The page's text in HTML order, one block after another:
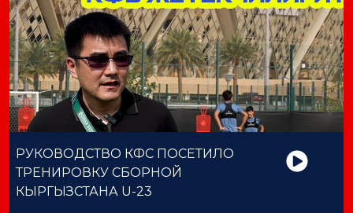
РУКОВОДСТВО КФС ПОСЕТИЛО
ТРЕНИРОВКУ СБОРНОЙ
КЫРГЫЗСТАНА U-23